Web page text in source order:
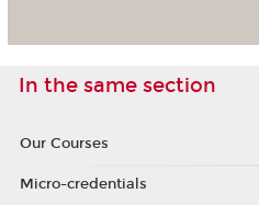
In the same section
Our Courses
Micro-credentials